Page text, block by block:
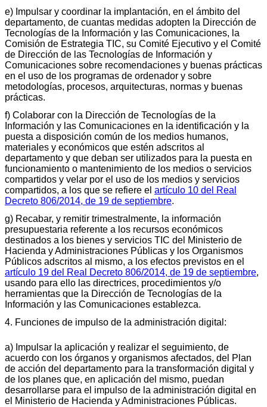
e) Impulsar y coordinar la implantación, en el ámbito del
departamento, de cuantas medidas adopten la Dirección de
Tecnologías de la Información y las Comunicaciones, la
Comisión de Estrategia TIC, su Comité Ejecutivo y el Comité
de Dirección de las Tecnologías de Información y
Comunicaciones sobre recomendaciones y buenas prácticas
en el uso de los programas de ordenador y sobre
metodologías, procesos, arquitecturas, normas y buenas
prácticas.
f) Colaborar con la Dirección de Tecnologías de la
Información y las Comunicaciones en la identificación y la
puesta a disposición común de los medios humanos,
materiales y económicos que estén adscritos al
departamento y que deban ser utilizados para la puesta en
funcionamiento o mantenimiento de los medios o servicios
compartidos y velar por el uso de los medios y servicios
compartidos, a los que se refiere el artículo 10 del Real
Decreto 806/2014, de 19 de septiembre.
g) Recabar, y remitir trimestralmente, la información
presupuestaria referente a los recursos económicos
destinados a los bienes y servicios TIC del Ministerio de
Hacienda y Administraciones Públicas y los Organismos
Públicos adscritos al mismo, a los efectos previstos en el
artículo 19 del Real Decreto 806/2014, de 19 de septiembre,
usando para ello las directrices, procedimientos y/o
herramientas que la Dirección de Tecnologías de la
Información y las Comunicaciones establezca.
4. Funciones de impulso de la administración digital:
a) Impulsar la aplicación y realizar el seguimiento, de
acuerdo con los órganos y organismos afectados, del Plan
de acción del departamento para la transformación digital y
de los planes que, en aplicación del mismo, puedan
desarrollarse para el impulso de la administración digital en
el Ministerio de Hacienda y Administraciones Públicas.